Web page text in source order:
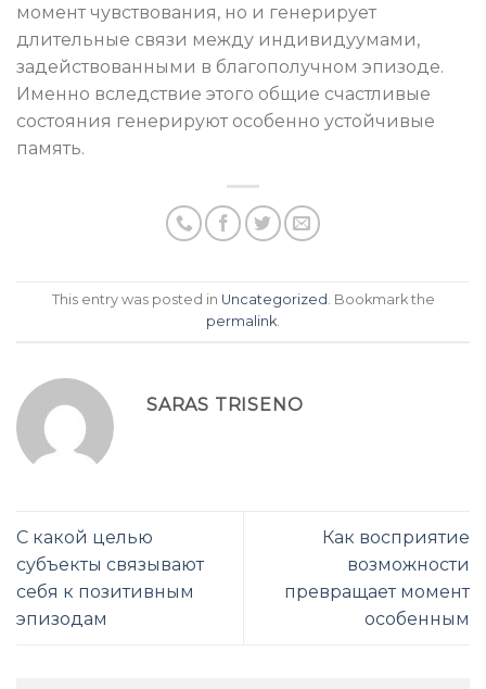
момент чувствования, но и генерирует
длительные связи между индивидуумами,
задействованными в благополучном эпизоде.
Именно вследствие этого общие счастливые
состояния генерируют особенно устойчивые
память.
This entry was posted in Uncategorized . Bookmark the
permalink.
SARAS TRISENO
С какой целью
субъекты связывают
себя к позитивным
эпизодам
Как восприятие
возможности
превращает момент
особенным